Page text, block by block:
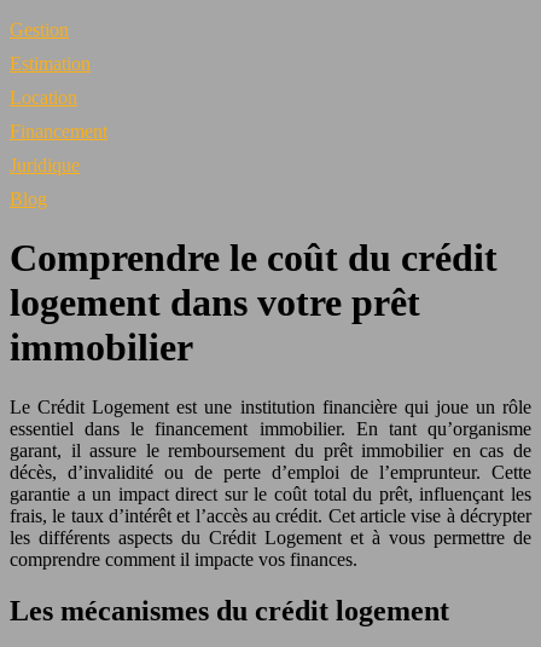
Gestion
Estimation
Location
Financement
Juridique
Blog
Comprendre le coût du crédit
logement dans votre prêt
immobilier
Le Crédit Logement est une institution financière qui joue un rôle
essentiel dans le financement immobilier. En tant qu’organisme
garant, il assure le remboursement du prêt immobilier en cas de
décès, d’invalidité ou de perte d’emploi de l’emprunteur. Cette
garantie a un impact direct sur le coût total du prêt, influençant les
frais, le taux d’intérêt et l’accès au crédit. Cet article vise à décrypter
les différents aspects du Crédit Logement et à vous permettre de
comprendre comment il impacte vos finances.
Les mécanismes du crédit logement